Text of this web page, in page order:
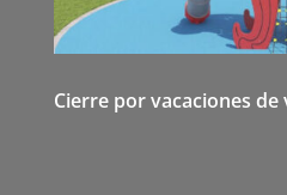
Cierre por vacaciones de